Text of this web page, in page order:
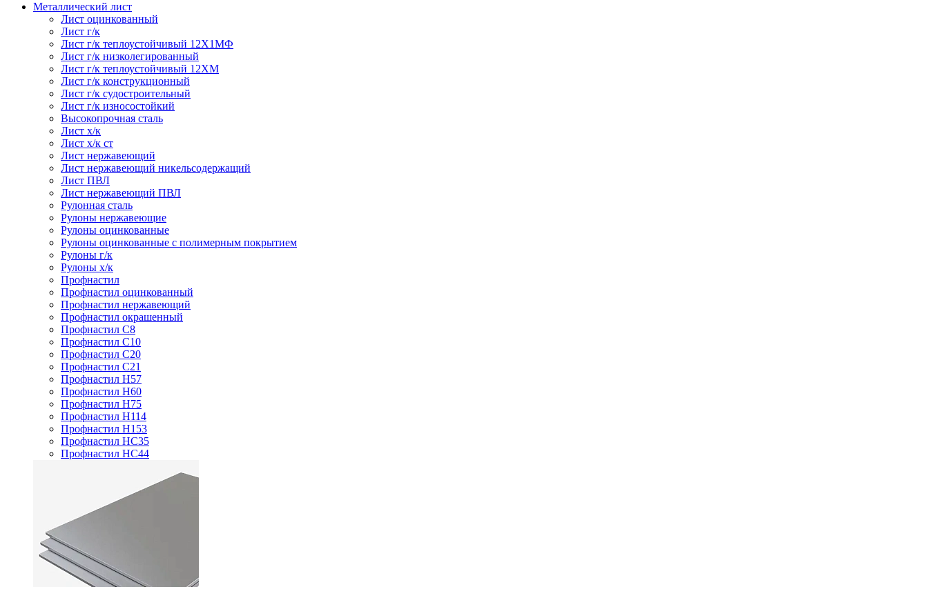
Металлический лист
Лист оцинкованный
Лист г/к
Лист г/к теплоустойчивый 12Х1МФ
Лист г/к низколегированный
Лист г/к теплоустойчивый 12ХМ
Лист г/к конструкционный
Лист г/к судостроительный
Лист г/к износостойкий
Высокопрочная сталь
Лист х/к
Лист х/к ст
Лист нержавеющий
Лист нержавеющий никельсодержащий
Лист ПВЛ
Лист нержавеющий ПВЛ
Рулонная сталь
Рулоны нержавеющие
Рулоны оцинкованные
Рулоны оцинкованные с полимерным покрытием
Рулоны г/к
Рулоны х/к
Профнастил
Профнастил оцинкованный
Профнастил нержавеющий
Профнастил окрашенный
Профнастил С8
Профнастил С10
Профнастил С20
Профнастил С21
Профнастил Н57
Профнастил Н60
Профнастил Н75
Профнастил Н114
Профнастил Н153
Профнастил НС35
Профнастил НС44